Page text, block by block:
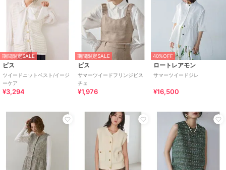
期間限定SALE
ビス
ツイードニットベスト/イージ
ーケア
¥3,294
期間限定SALE
ビス
サマーツイードフリンジビス
チェ
¥1,976
40%OFF
ロートレアモン
サマーツイードジレ
¥16,500